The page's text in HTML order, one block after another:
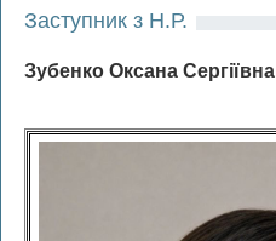
Заступник з Н.Р.
Зубенко Оксана Сергіївна